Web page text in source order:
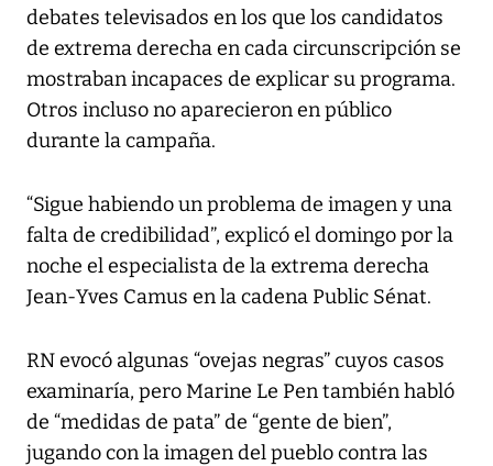
debates televisados ​​en los que los candidatos
de extrema derecha en cada circunscripción se
mostraban incapaces de explicar su programa.
Otros incluso no aparecieron en público
durante la campaña.
“Sigue habiendo un problema de imagen y una
falta de credibilidad”, explicó el domingo por la
noche el especialista de la extrema derecha
Jean-Yves Camus en la cadena Public Sénat.
RN evocó algunas “ovejas negras” cuyos casos
examinaría, pero Marine Le Pen también habló
de “medidas de pata” de “gente de bien”,
jugando con la imagen del pueblo contra las